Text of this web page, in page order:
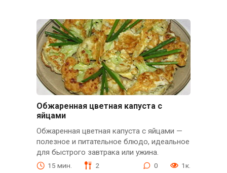
Обжаренная цветная капуста с
яйцами
Обжаренная цветная капуста с яйцами —
полезное и питательное блюдо, идеальное
для быстрого завтрака или ужина.
15 мин. 2 0 1к.